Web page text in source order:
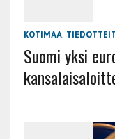
KOTIMAA,
Suomi yksi